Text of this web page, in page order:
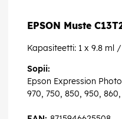
EPSON Muste
Kapasiteetti: 1 x 9.8 ml
Sopii:
Epson Expression
970, 750, 850, 950,